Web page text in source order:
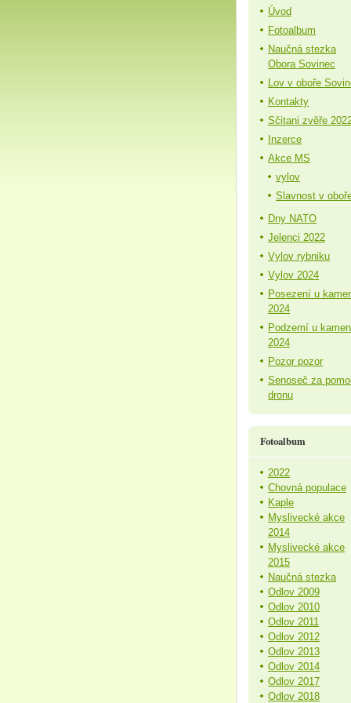
Úvod
Fotoalbum
Naučná stezka
Obora Sovinec
Lov v oboře
Kontakty
Sčitani zvěře
Inzerce
Akce MS
vylov
Slavnost v
Dny NATO
Jelenci 2022
Vylov rybniku
Vylov 2024
Posezení u
2024
Podzemí u
2024
Pozor pozor
Senoseč za
dronu
Fotoalbum
2022
Chovná populace
Kaple
Myslivecké akce
2014
Myslivecké akce
2015
Naučná stezka
Odlov 2009
Odlov 2010
Odlov 2011
Odlov 2012
Odlov 2013
Odlov 2014
Odlov 2017
Odlov 2018